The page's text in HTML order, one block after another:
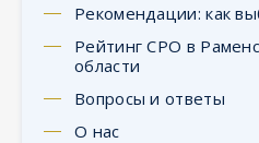
Рекомендации: как
Рейтинг СРО в
области
Вопросы и ответы
О нас